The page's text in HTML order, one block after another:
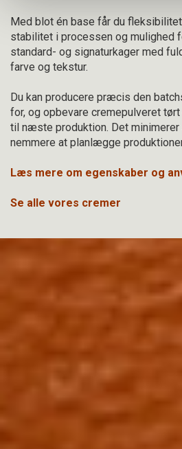
Med blot én base får du
stabilitet i processen og mulighed
standard- og signaturkager med
farve og tekstur.
Du kan producere præcis den
for, og opbevare cremepulveret
til næste produktion. Det
nemmere at planlægge
Læs mere om egenskaber og
Se alle vores cremer